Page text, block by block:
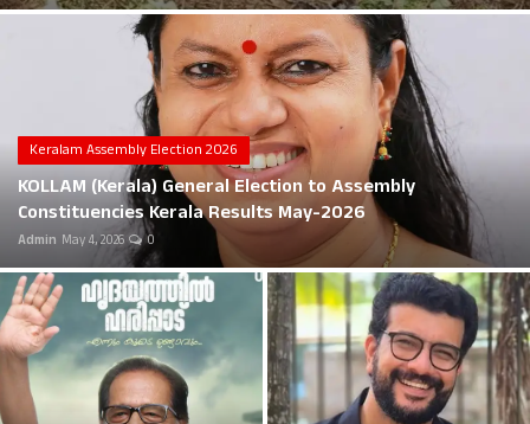
Career
Education
Business
Local News
Earn Money
Tutorials
Keralam Assembly Election 2026
KOLLAM (Kerala) General Election to Assembly
Constituencies Kerala Results May-2026
Admin May 4, 2026 0